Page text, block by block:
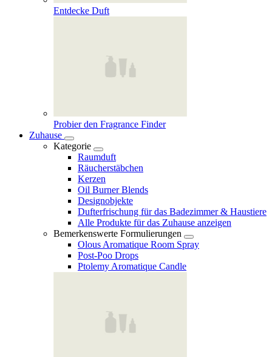
Entdecke Duft
Probier den Fragrance Finder
Zuhause
Kategorie
Raumduft
Räucherstäbchen
Kerzen
Oil Burner Blends
Designobjekte
Dufterfrischung für das Badezimmer & Haustiere
Alle Produkte für das Zuhause anzeigen
Bemerkenswerte Formulierungen
Olous Aromatique Room Spray
Post-Poo Drops
Ptolemy Aromatique Candle